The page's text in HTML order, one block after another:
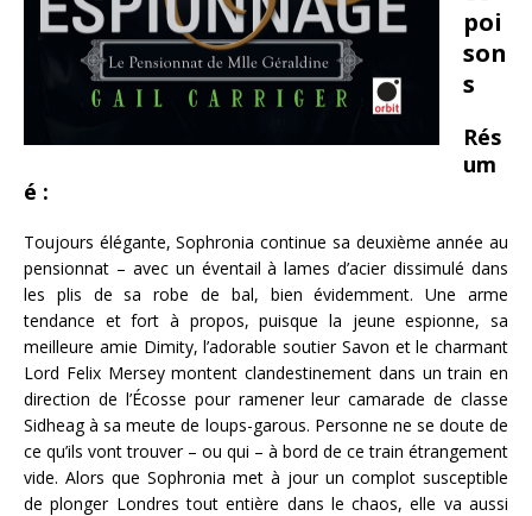
poi
son
s
Rés
um
é :
Toujours élégante, Sophronia continue sa deuxième année au
pensionnat – avec un éventail à lames d’acier dissimulé dans
les plis de sa robe de bal, bien évidemment. Une arme
tendance et fort à propos, puisque la jeune espionne, sa
meilleure amie Dimity, l’adorable soutier Savon et le charmant
Lord Felix Mersey montent clandestinement dans un train en
direction de l’Écosse pour ramener leur camarade de classe
Sidheag à sa meute de loups-garous. Personne ne se doute de
ce qu’ils vont trouver – ou qui – à bord de ce train étrangement
vide. Alors que Sophronia met à jour un complot susceptible
de plonger Londres tout entière dans le chaos, elle va aussi